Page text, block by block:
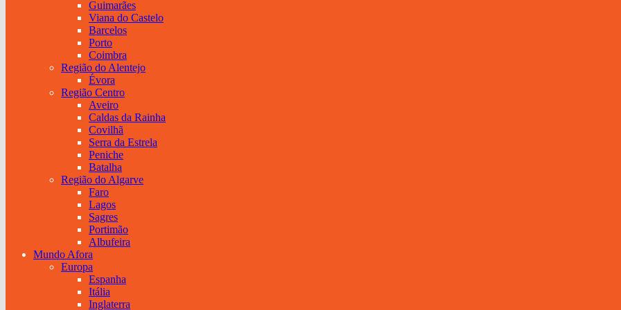
Guimarães
Viana do Castelo
Barcelos
Porto
Coimbra
Região do Alentejo
Évora
Região Centro
Aveiro
Caldas da Rainha
Covilhã
Serra da Estrela
Peniche
Batalha
Região do Algarve
Faro
Lagos
Sagres
Portimão
Albufeira
Mundo Afora
Europa
Espanha
Itália
Inglaterra